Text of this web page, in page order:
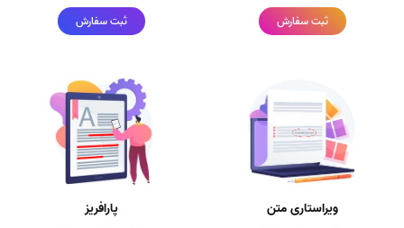
ثبت سفارش ثبت سفارش
ویراستاری متن پارافریز